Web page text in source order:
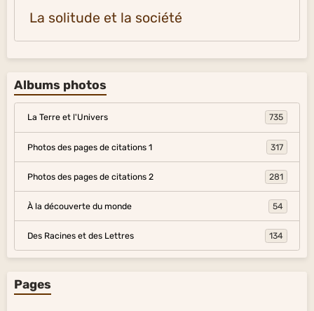
La solitude et la société
Albums photos
La Terre et l'Univers 735
Photos des pages de citations 1 317
Photos des pages de citations 2 281
À la découverte du monde 54
Des Racines et des Lettres 134
Pages